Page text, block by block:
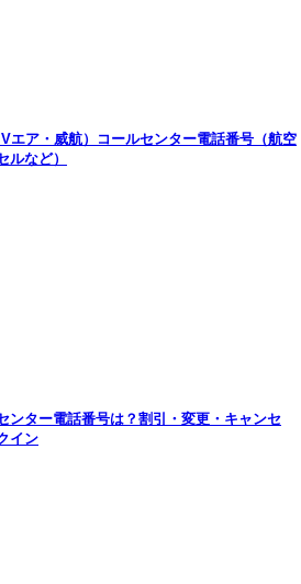
エア・威航）コールセンター電話番号（航空
ルなど）
ンター電話番号は？割引・変更・キャンセ
イン